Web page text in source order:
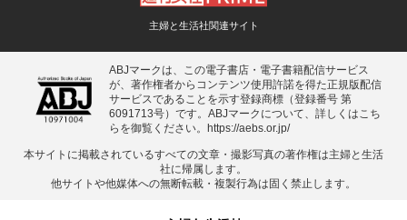
主婦と生活社関連サイト
ABJマークは、この電子書店・電子書籍配信サービス
が、著作権者からコンテンツ使用許諾を得た正規版配信
サービスであることを示す登録商標（登録番号 第
6091713号）です。ABJマークについて、詳しくはこち
らを御覧ください。
https://aebs.or.jp/
本サイトに掲載されているすべての⽂章・撮影写真の著作権は主婦と⽣活
社に帰属します。
他サイトや他媒体への無断転載・複製⾏為は固く禁⽌します。